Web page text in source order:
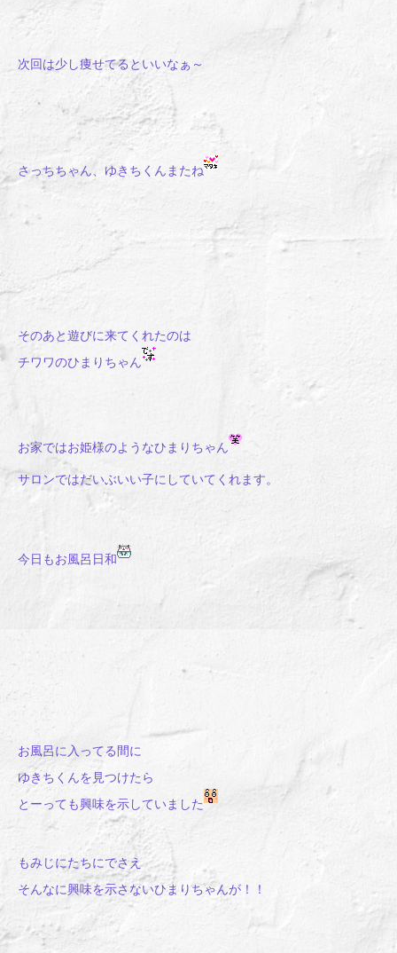
次回は少し痩せてるといいなぁ～
さっちちゃん、ゆきちくんまたね
そのあと遊びに来てくれたのは
チワワのひまりちゃん
お家ではお姫様のようなひまりちゃん
サロンではだいぶいい子にしていてくれます。
今日もお風呂日和
お風呂に入ってる間に
ゆきちくんを見つけたら
とーっても興味を示していました
もみじにたちにでさえ
そんなに興味を示さないひまりちゃんが！！